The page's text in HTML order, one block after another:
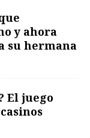
y ahora
su hermana
El juego